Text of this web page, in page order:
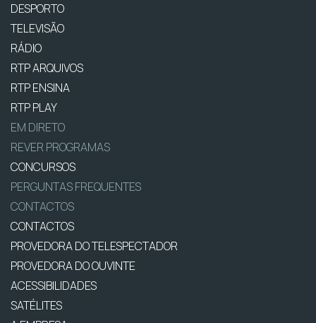
DESPORTO
TELEVISÃO
RÁDIO
RTP ARQUIVOS
RTP ENSINA
RTP PLAY
EM DIRETO
REVER PROGRAMAS
CONCURSOS
PERGUNTAS FREQUENTES
CONTACTOS
CONTACTOS
PROVEDORA DO TELESPECTADOR
PROVEDORA DO OUVINTE
ACESSIBILIDADES
SATÉLITES